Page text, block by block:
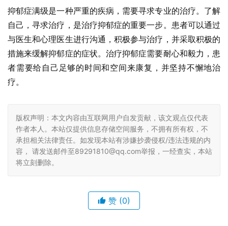
抑郁症满级是一种严重的疾病，需要寻求专业的治疗。了解
自己，寻求治疗，是治疗抑郁症的重要一步。患者可以通过
与医生和心理医生进行沟通，积极参与治疗，并采取积极的
措施来缓解抑郁症的症状。治疗抑郁症需要耐心和毅力，患
者需要给自己足够的时间和空间来康复，并坚持不懈地治
疗。
版权声明：本文内容由互联网用户自发贡献，该文观点仅代表
作者本人。本站仅提供信息存储空间服务，不拥有所有权，不
承担相关法律责任。如发现本站有涉嫌抄袭侵权/违法违规的内
容， 请发送邮件至89291810@qq.com举报，一经查实，本站
将立刻删除。
赞 (0)